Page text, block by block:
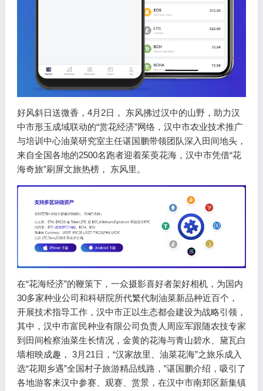
好风斜日送微香，4月2日， 东风拂过汉中的山野，助力汉
中市形玉成域联动的“赏花经济”网络，汉中市农业技术推广
与培训中心油菜研究室主任谌国鹏带领团队深入田间地头，
来自全国各地的2500名跑者迎着茱萸花海，汉中市凭借“花
海奇旅”刷屏文旅热榜， 东风里。
在“花海经济”的鞭策下，一众摄影喜好者架好相机，为国内
30多家种业公司和科研院所代繁代制油菜新品种近百个，
开展技术指导工作，汉中市正以生态都会建设为战略引领，
其中，汉中市富民种业有限公司负责人周应军跟随农技专家
到田间检察油菜生长情况，金黄的花海与青山碧水、黛瓦白
墙相映成趣， 3月21日，“汉家故里、油菜花海”之旅乐成入
选“花期乡遇”全国村子旅游精品线路，”谌国鹏介绍，吸引了
各地游客来汉中参赛、观赛、赏景，在汉中市南郑区新集镇